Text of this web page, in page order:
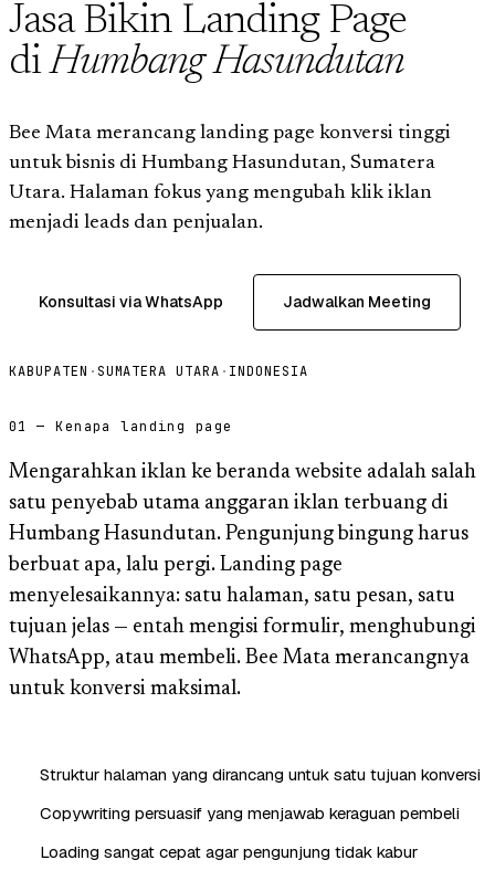
Jasa Bikin Landing Page
diHumbang Hasundutan
Bee Mata merancang landing page konversi tinggi
untuk bisnis di Humbang Hasundutan, Sumatera
Utara. Halaman fokus yang mengubah klik iklan
menjadi leads dan penjualan.
Konsultasi via WhatsApp Jadwalkan Meeting
KABUPATEN · SUMATERA UTARA · INDONESIA
01 — Kenapa landing page
Mengarahkan iklan ke beranda website adalah salah
satu penyebab utama anggaran iklan terbuang di
Humbang Hasundutan. Pengunjung bingung harus
berbuat apa, lalu pergi. Landing page
menyelesaikannya: satu halaman, satu pesan, satu
tujuan jelas — entah mengisi formulir, menghubungi
WhatsApp, atau membeli. Bee Mata merancangnya
untuk konversi maksimal.
Struktur halaman yang dirancang untuk satu tujuan konversi
Copywriting persuasif yang menjawab keraguan pembeli
Loading sangat cepat agar pengunjung tidak kabur